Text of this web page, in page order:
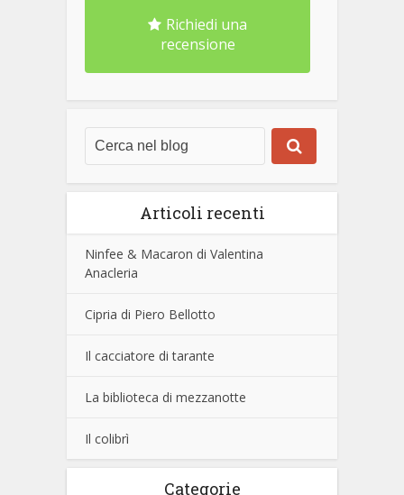
Richiedi una
recensione
Articoli recenti
Ninfee & Macaron di Valentina
Anacleria
Cipria di Piero Bellotto
Il cacciatore di tarante
La biblioteca di mezzanotte
Il colibrì
Categorie